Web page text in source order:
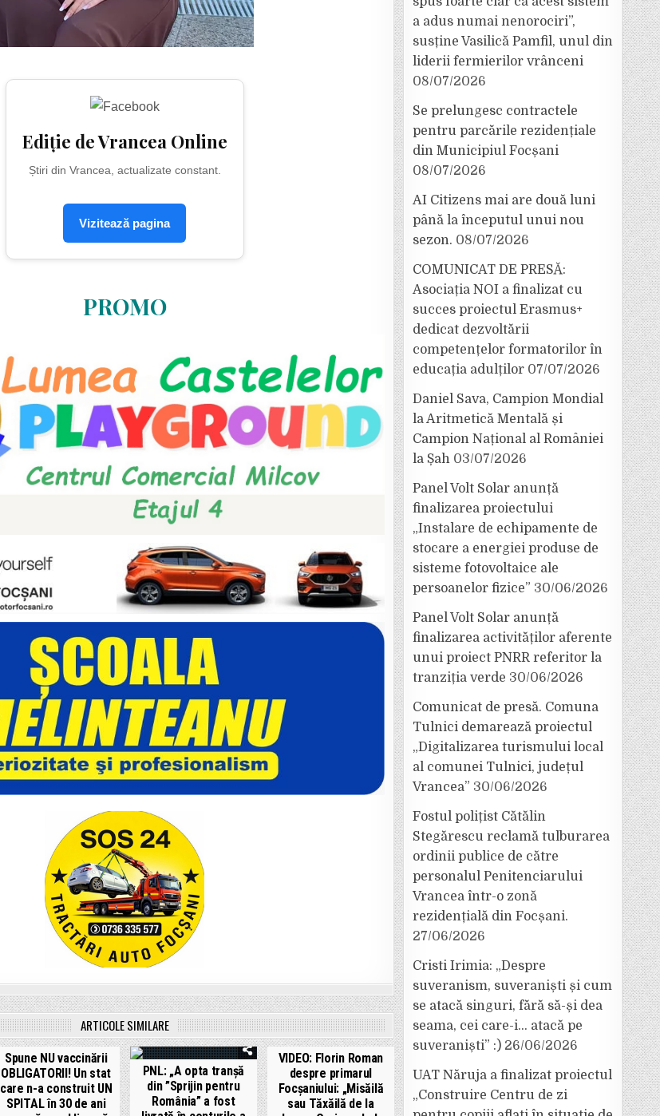
Ediție de Vrancea Online
Știri din Vrancea, actualizate constant.
Vizitează pagina
PROMO
ARTICOLE SIMILARE
Spune NU vaccinării
OBLIGATORII! Un stat
care n-a construit UN
SPITAL în 30 de ani
PNL: „A opta tranșă
din ”Sprijin pentru
România” a fost
VIDEO: Florin Roman
despre primarul
Focșaniului: „Misăilă
sau Tăxăilă de la
a adus numai nenorociri”,
susține Vasilică Pamfil, unul din
liderii fermierilor vrânceni
08/07/2026
Se prelungesc contractele
pentru parcările rezidențiale
din Municipiul Focșani
08/07/2026
AI Citizens mai are două luni
până la începutul unui nou
sezon. 08/07/2026
COMUNICAT DE PRESĂ:
Asociația NOI a finalizat cu
succes proiectul Erasmus+
dedicat dezvoltării
competențelor formatorilor în
educația adulților 07/07/2026
Daniel Sava, Campion Mondial
la Aritmetică Mentală și
Campion Național al României
la Șah 03/07/2026
Panel Volt Solar anunță
finalizarea proiectului
„Instalare de echipamente de
stocare a energiei produse de
sisteme fotovoltaice ale
persoanelor fizice” 30/06/2026
Panel Volt Solar anunță
finalizarea activităților aferente
unui proiect PNRR referitor la
tranziția verde 30/06/2026
Comunicat de presă. Comuna
Tulnici demarează proiectul
„Digitalizarea turismului local
al comunei Tulnici, județul
Vrancea” 30/06/2026
Fostul polițist Cătălin
Stegărescu reclamă tulburarea
ordinii publice de către
personalul Penitenciarului
Vrancea într-o zonă
rezidențială din Focșani.
27/06/2026
Cristi Irimia: „Despre
suveranism, suveraniști și cum
se atacă singuri, fără să-și dea
seama, cei care-i… atacă pe
suveraniști” :) 26/06/2026
UAT Năruja a finalizat proiectul
„Construire Centru de zi